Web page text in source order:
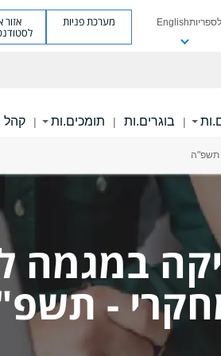
ספריותEnglish מערכת פניות אזור
| בוגרים.ות | תומכים.ות | קהל
תשפ"ה
במגמה
-